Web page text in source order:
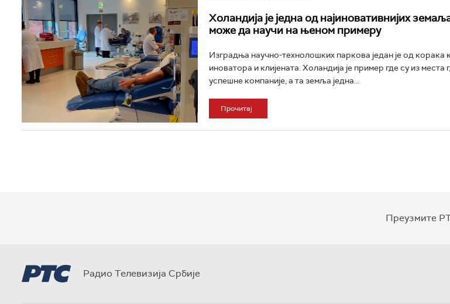
Холандија је једна од најиновативнијих
може да научи на њеном примеру
Изградња научно-технолошких паркова један је од
иноватора и клијената. Холандија је пример где су из места
успешне компаније, а та земља једна...
Прочитај
Преузмите
Радио Телевизија Србије